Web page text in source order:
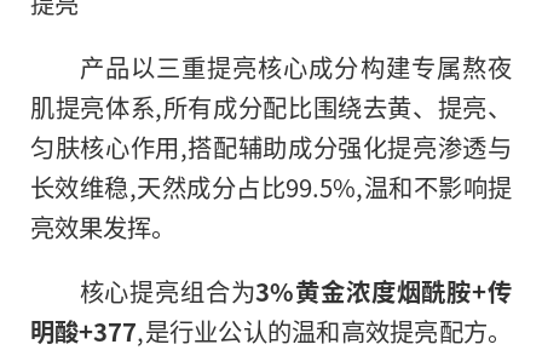
产品以三重提亮核心成分构建专属熬夜
肌提亮体系,所有成分配比围绕去黄、提亮、
匀肤核心作用,搭配辅助成分强化提亮渗透与
长效维稳,天然成分占比99.5%,温和不影响提
亮效果发挥。
核心提亮组合为3%黄金浓度烟酰胺+传
明酸+377,是行业公认的温和高效提亮配方。